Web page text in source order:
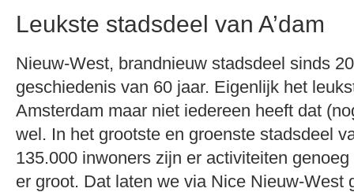
Leukste stadsdeel van A’dam
Nieuw-West, brandnieuw stadsdeel sinds
geschiedenis van 60 jaar. Eigenlijk het
Amsterdam maar niet iedereen heeft dat
wel. In het grootste en groenste stadsdeel
135.000 inwoners zijn er activiteiten
er groot. Dat laten we via Nice Nieuw-West